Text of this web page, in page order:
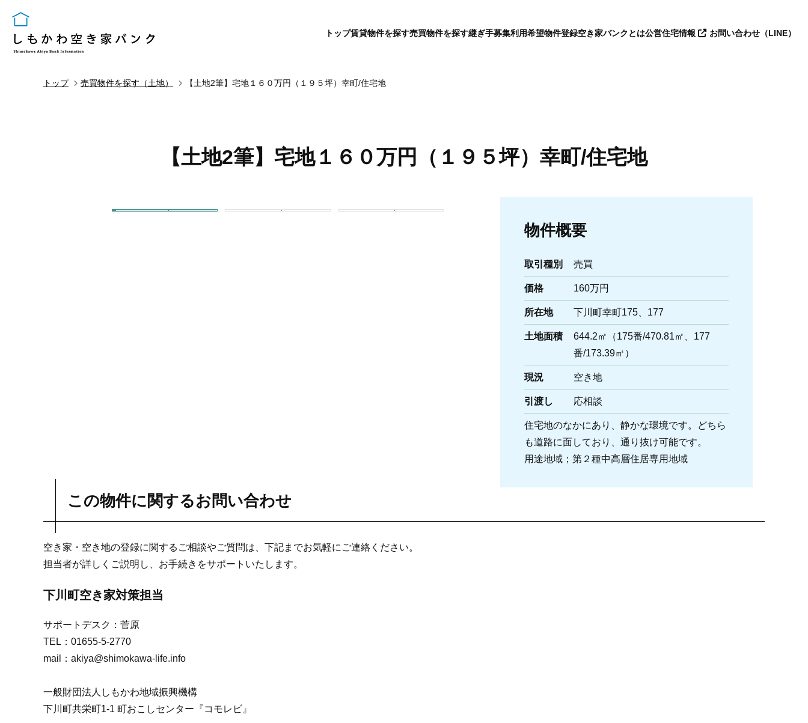
トップ賃貸物件を探す売買物件を探す継ぎ手募集利用希望物件登録空き家バンクとは公営住宅情報 お問い合わせ（LINE）
トップ 売買物件を探す（土地） 【土地2筆】宅地１６０万円（１９５坪）幸町/住宅地
【土地2筆】宅地１６０万円（１９５坪）幸町/住宅地
物件概要
取引種別 売買
価格 160万円
所在地 下川町幸町175、177
土地面積
644.2㎡（175番/470.81㎡、177
番/173.39㎡）
現況 空き地
引渡し 応相談
住宅地のなかにあり、静かな環境です。どちら
も道路に面しており、通り抜け可能です。
用途地域；第２種中高層住居専用地域
この物件に関するお問い合わせ
空き家・空き地の登録に関するご相談やご質問は、下記までお気軽にご連絡ください。
担当者が詳しくご説明し、お手続きをサポートいたします。
下川町空き家対策担当
サポートデスク：菅原
TEL：01655-5-2770
mail：akiya@shimokawa-life.info
一般財団法人しもかわ地域振興機構
下川町共栄町1-1 町おこしセンター『コモレビ』